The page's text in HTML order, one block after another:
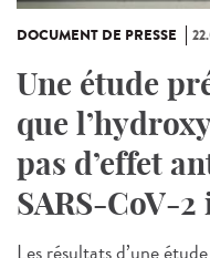
DOCUMENT DE PRESSE
Une étude
que
pas d’effet
SARS-CoV-2